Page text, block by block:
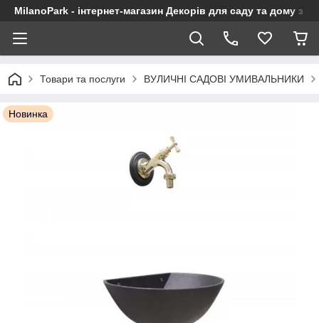
MilanoPark - інтернет-магазин Декорів для саду та дому з
Товари та послуги ВУЛИЧНІ САДОВІ УМИВАЛЬНИКИ
Новинка